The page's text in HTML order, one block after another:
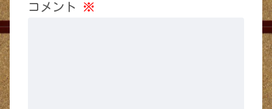
コメント ※